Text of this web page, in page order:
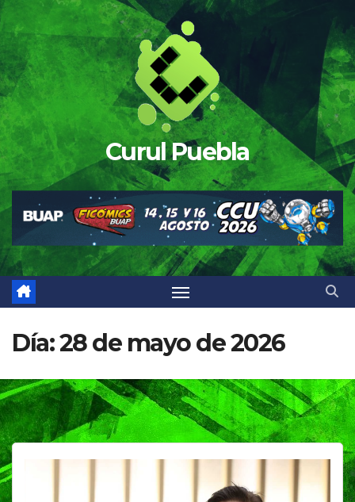
Saltar
al
contenido
Curul Puebla
Día:28 de mayo de 2026